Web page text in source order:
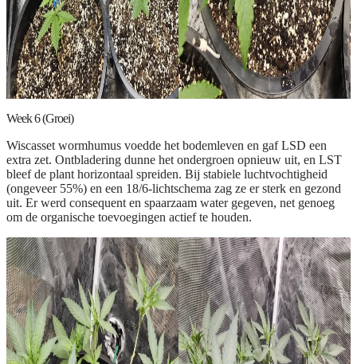
Week 6 (Groei)
Wiscasset wormhumus voedde het bodemleven en gaf LSD een
extra zet. Ontbladering dunne het ondergroen opnieuw uit, en LST
bleef de plant horizontaal spreiden. Bij stabiele luchtvochtigheid
(ongeveer 55%) en een 18/6-lichtschema zag ze er sterk en gezond
uit. Er werd consequent en spaarzaam water gegeven, net genoeg
om de organische toevoegingen actief te houden.